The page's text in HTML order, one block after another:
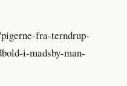
fra-terndrup-
i-madsby-man-